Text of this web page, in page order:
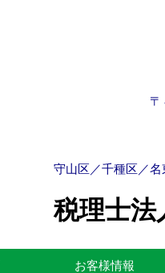
守山区／千種区／
税理士
お客様情報